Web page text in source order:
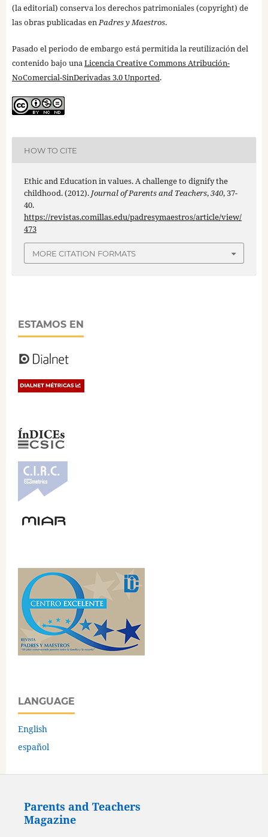
(la editorial) conserva los derechos patrimoniales (copyright) de
las obras publicadas enPadres y Maestros.
Pasado el periodo de embargo está permitida la reutilización del
contenido bajo unaLicencia Creative Commons Atribución-
NoComercial-SinDerivadas 3.0 Unported.
HOW TO CITE
Ethic and Education in values. A challenge to dignify the
childhood. (2012). Journal of Parents and Teachers,340, 37-
40.
https://revistas.comillas.edu/padresymaestros/article/view/
473
MORE CITATION FORMATS
ESTAMOS EN
LANGUAGE
English
español
Parents and Teachers
Magazine